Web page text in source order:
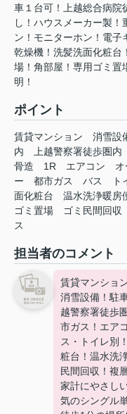
車１台可！上越総合病院
し！ハウスメーカー製
ン！モニターホン！電
乾燥機！洗髪洗面化粧台
場！角部屋！専用ゴミ置
明！
ポイント
賃貸マンション 消雪設
内
上越警察署徒歩圏内
骨造
1R エアコン
ー
都市ガス バス ト
面化粧台
温⽔洗浄暖房
ゴミ置場
ゴミ民間回収
ス
担当者のコメント
賃貸マンショ
消雪設備！駐
越警察署徒歩
市ガス！エア
ス・トイレ別
粧台！温⽔洗
民間回収！複
家計にやさし
気のシングル